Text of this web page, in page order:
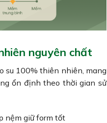
nguyên chất
su 100% thiên nhiên, mang
ổn định theo thời gian sử
nệm giữ form tốt